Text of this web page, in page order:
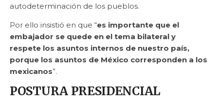
autodeterminación de los pueblos.
Por ello insistió en que “es importante que el
embajador se quede en el tema bilateral y
respete los asuntos internos de nuestro país,
porque los asuntos de México corresponden a los
mexicanos”.
POSTURA PRESIDENCIAL